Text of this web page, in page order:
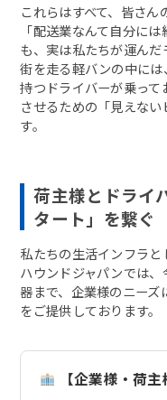
これらはすべて、皆さん
「配送業なんて自分に
も、実は私たちが運んだ
街を走る軽バンの中に
持つドライバーが乗っ
させるための「見えな
す。
荷主様とドライ
タート」を繋ぐ
私たちの生活インフラと
ハウンドジャパンでは
器まで、企業様のニー
をご提供しております。
【企業様・荷主